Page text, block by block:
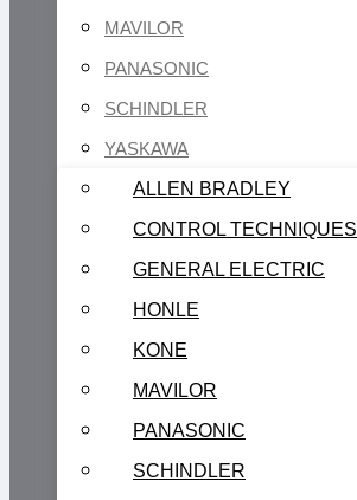
MAVILOR
PANASONIC
SCHINDLER
YASKAWA
ALLEN BRADLEY
CONTROL TECHNIQUES
GENERAL ELECTRIC
HONLE
KONE
MAVILOR
PANASONIC
SCHINDLER